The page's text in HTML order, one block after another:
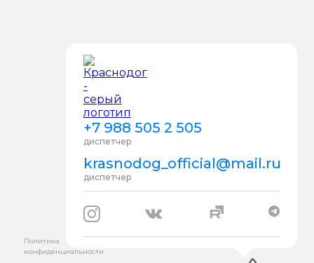
+7 988 505 2 505
диспетчер
krasnodog_official@mail.ru
диспетчер
Политика
конфиденциальности